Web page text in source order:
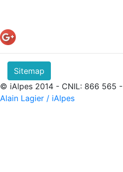
Sitemap
© iAlpes 2014 - CNIL: 866 565 -
Alain Lagier / iAlpes